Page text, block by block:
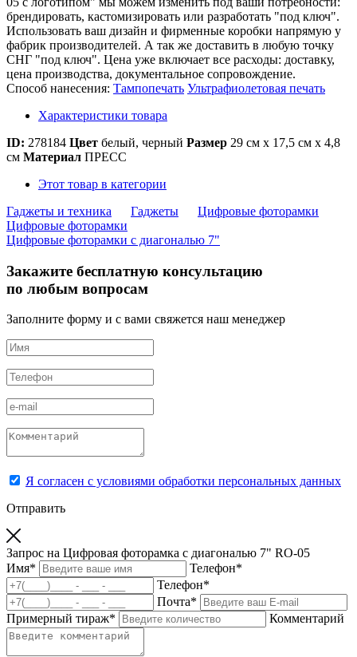
брендировать, кастомизировать или разработать "под ключ".
Использовать ваш дизайн и фирменные коробки напрямую у
фабрик производителей. А так же доставить в любую точку
СНГ "под ключ". Цена уже включает все расходы: доставку,
цена производства, документальное сопровождение.
Способ нанесения: Тампопечать Ультрафиолетовая печать
Характеристики товара
ID: 278184 Цвет белый, черный Размер 29 см х 17,5 см х 4,8
см Материал ПРЕСС
Этот товар в категории
Гаджеты и техника
Гаджеты
Цифровые фоторамки
Цифровые фоторамки
Цифровые фоторамки с диагональю 7"
Закажите бесплатную консультацию
по любым вопросам
Заполните форму и с вами свяжется наш менеджер
Я согласен с условиями обработки персональных данных
Отправить
Запрос на Цифровая фоторамка с диагональю 7" RO-05
Имя* Телефон*
Телефон*
Почта*
Примерный тираж* Комментарий